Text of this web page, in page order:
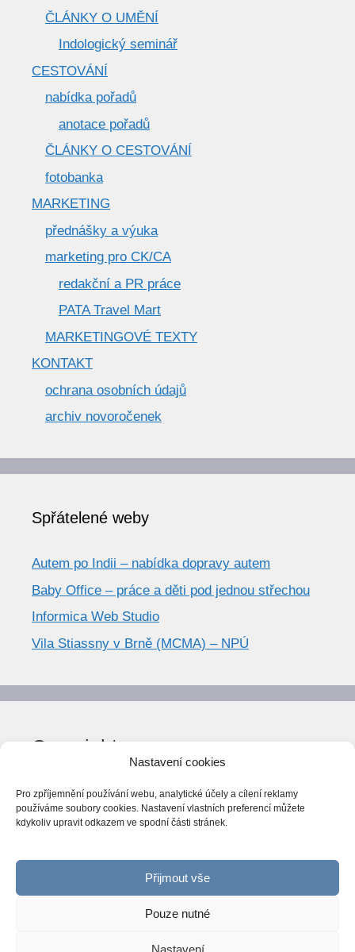
Nastavení cookies
Pro zpříjemnění používání webu, analytické účely a cílení reklamy
používáme soubory cookies. Nastavení vlastních preferencí můžete
kdykoliv upravit odkazem ve spodní části stránek.
Přijmout vše
Pouze nutné
Nastavení
ČLÁNKY O UMĚNÍ
Indologický seminář
CESTOVÁNÍ
nabídka pořadů
anotace pořadů
ČLÁNKY O CESTOVÁNÍ
fotobanka
MARKETING
přednášky a výuka
marketing pro CK/CA
redakční a PR práce
PATA Travel Mart
MARKETINGOVÉ TEXTY
KONTAKT
ochrana osobních údajů
archiv novoročenek
Spřátelené weby
Autem po Indii – nabídka dopravy autem
Baby Office – práce a děti pod jednou střechou
Informica Web Studio
Vila Stiassny v Brně (MCMA) – NPÚ
Copyright
© World Trend 2014-2026
Všechna práva vyhrazena.
CC BY-NC 4.0
ováno Národní knihovnou ČR